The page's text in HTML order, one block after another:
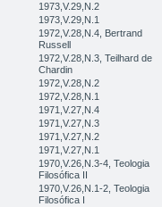
1973,V.29,N.2
1973,V.29,N.1
1972,V.28,N.4, Bertrand
Russell
1972,V.28,N.3, Teilhard de
Chardin
1972,V.28,N.2
1972,V.28,N.1
1971,V.27,N.4
1971,V.27,N.3
1971,V.27,N.2
1971,V.27,N.1
1970,V.26,N.3-4, Teologia
Filosófica II
1970,V.26,N.1-2, Teologia
Filosófica I